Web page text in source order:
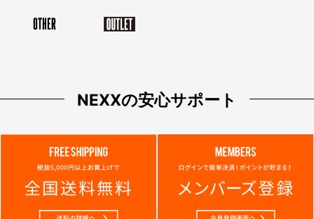
NEXXの安心サポート